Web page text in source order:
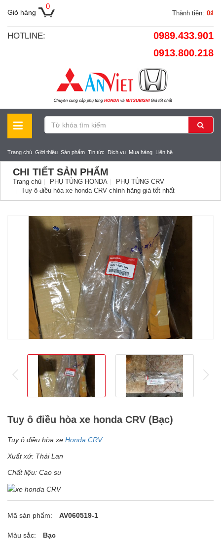
Giỏ hàng
0
Thành tiền: 0₫
HOTLINE:
0989.433.901
0913.800.218
Trang chủ Giới thiệu Sản phẩm Tin tức Dịch vụ Mua hàng Liên hệ
CHI TIẾT SẢN PHẨM
Trang chủ PHỤ TÙNG HONDA
PHỤ TÙNG CRV
Tuy ô điều hòa xe honda CRV chính hãng giá tốt nhất
prev
Tuy ô điều hòa xe honda CRV (Bạc)
Tuy ô điều hòa xe Honda CRV
Xuất xứ: Thái Lan
Chất liệu: Cao su
Mã sản phẩm: AV060519-1
Màu sắc: Bạc